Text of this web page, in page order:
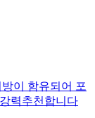
이 함유되어 포
력추천합니다